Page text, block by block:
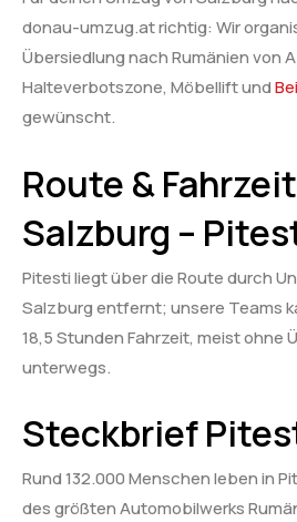
donau-umzug.at richtig: Wir
Übersiedlung nach Rumänien von
Halteverbotszone, Möbellift und
gewünscht.
Route & Fahrzeit
Salzburg –
Pitesti liegt über die Route durch
Salzburg entfernt; unsere Teams
18,5 Stunden Fahrzeit, meist ohne
unterwegs.
Steckbrief
Rund 132.000 Menschen leben in
des größten Automobilwerks